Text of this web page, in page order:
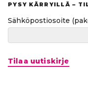
PYSY KÄRRYILLÄ –
Sähköpostiosoite
Tilaa uutiskirje